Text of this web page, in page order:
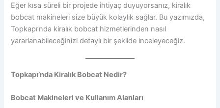
Eğer kısa süreli bir projede ihtiyaç duyuyorsanız, kiralık
bobcat makineleri size büyük kolaylık sağlar. Bu yazımızda,
Topkapı’nda kiralık bobcat hizmetlerinden nasıl
yararlanabileceğinizi detaylı bir şekilde inceleyeceğiz.
Topkapı’nda Kiralık Bobcat Nedir?
Bobcat Makineleri ve Kullanım Alanları